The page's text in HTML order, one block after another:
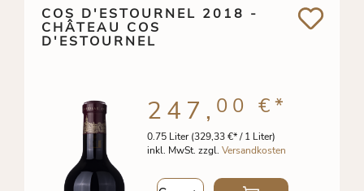
COS D'ESTOURNEL 2018 -
CHÂTEAU COS
D'ESTOURNEL
0.75 Liter(329,33 €* / 1 Liter)
inkl. MwSt. zzgl. Versandkosten
247, 00 €*